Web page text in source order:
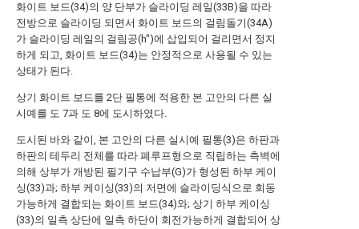
화이트 보드(34)의 양 단부가 슬라이딩 레일(33B)을 따라
전방으로 슬라이딩 되면서 화이트 보드의 걸림돌기(34A)
가 슬라이딩 레일의 걸림공(h")에 삽입되어 걸리면서 정지
하게 되고, 화이트 보드(34)는 안정적으로 사용될 수 있는
상태가 된다.
상기 화이트 보드를 2단 필통에 적용한 본 고안의 다른 실
시예를 도 7과 도 8에 도시하였다.
도시된 바와 같이, 본 고안의 다른 실시예 필통(3)은 하판과
하판의 테두리 전체를 따라 폐루프형으로 직립하는 측벽에
의해 상부가 개방된 필기구 수납부(G)가 형성된 하부 케이
싱(33)과; 하부 케이싱(33)의 저면에 슬라이딩식으로 회동
가능하게 결합되는 화이트 보드(34)와; 상기 하부 케이싱
(33)의 일측 상단에 일측 하단이 회전가능하게 결합되어 상